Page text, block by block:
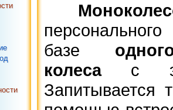
базе
колесас
Запитывается